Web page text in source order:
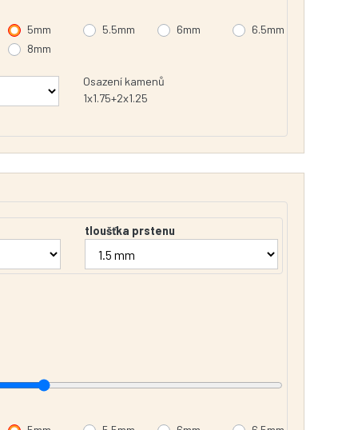
5mm 5.5mm 6mm
6.5mm
8mm
Osazení kamenů
1x1.75+2x1.25
tloušťka prstenu